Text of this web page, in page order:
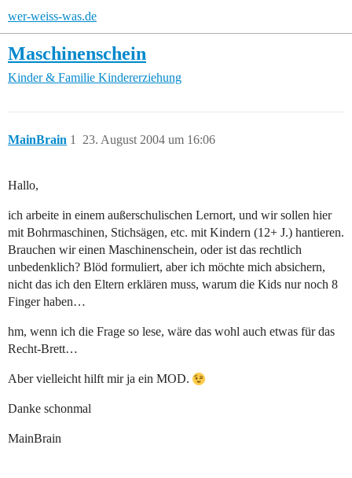
wer-weiss-was.de
Maschinenschein
Kinder & Familie Kindererziehung
MainBrain 23. August 2004 um 16:06
1
Hallo,
ich arbeite in einem außerschulischen Lernort, und wir sollen hier
mit Bohrmaschinen, Stichsägen, etc. mit Kindern (12+ J.) hantieren.
Brauchen wir einen Maschinenschein, oder ist das rechtlich
unbedenklich? Blöd formuliert, aber ich möchte mich absichern,
nicht das ich den Eltern erklären muss, warum die Kids nur noch 8
Finger haben…
hm, wenn ich die Frage so lese, wäre das wohl auch etwas für das
Recht-Brett…
Aber vielleicht hilft mir ja ein MOD.
Danke schonmal
MainBrain